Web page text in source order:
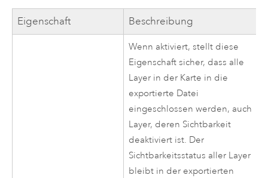
Eigenschaft Beschreibung
Wenn aktiviert, stellt diese
Eigenschaft sicher, dass alle
Layer in der Karte in die
exportierte Datei
eingeschlossen werden, auch
Layer, deren Sichtbarkeit
deaktiviert ist. Der
Sichtbarkeitsstatus aller Layer
bleibt in der exportierten